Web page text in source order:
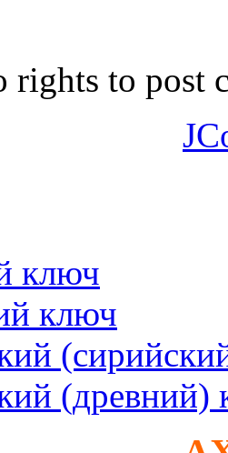
rights to post
ключ
ключ
(древний)